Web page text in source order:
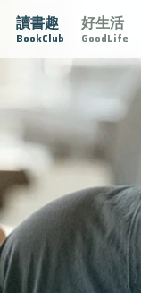
讀書趣
BookClub
好生活
GoodLife
再生醫學 愛的未